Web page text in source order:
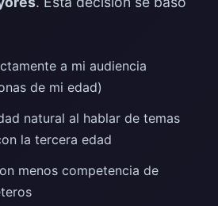
a mi audiencia
de mi edad)
natural al hablar de temas
la tercera edad
menos competencia de